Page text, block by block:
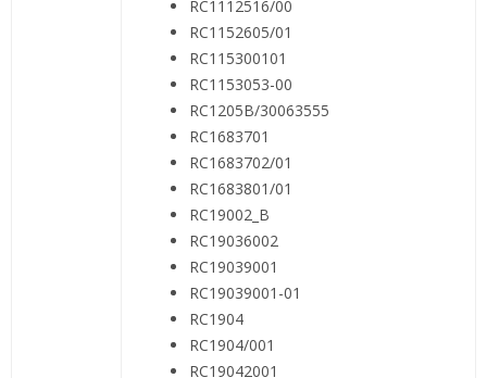
RC1112516/00
RC1152605/01
RC115300101
RC1153053-00
RC1205B/30063555
RC1683701
RC1683702/01
RC1683801/01
RC19002_B
RC19036002
RC19039001
RC19039001-01
RC1904
RC1904/001
RC19042001